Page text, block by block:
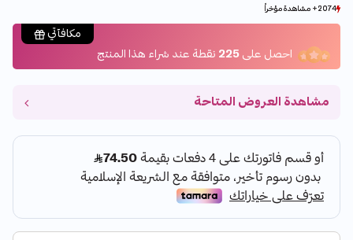
2074+ مشاهدة مؤخراً
2710+ بيع مؤخراً
2074+ مشاهدة مؤخراً
2710+ بيع مؤخراً
مكافآتي
احصل على225 نقطة عند شراء هذا المنتج
مشاهدة العروض المتاحة